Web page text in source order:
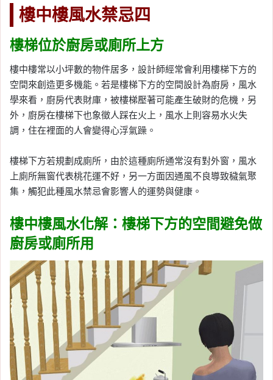
樓中樓風水禁忌四
樓梯位於廚房或廁所上方
樓中樓常以小坪數的物件居多，設計師經常會利用樓梯下方的
空間來創造更多機能。若是樓梯下方的空間設計為廚房，風水
學來看，廚房代表財庫，被樓梯壓著可能產生破財的危機，另
外，廚房在樓梯下也象徵人踩在火上，風水上則容易水火失
調，住在裡面的人會變得心浮氣躁。
樓梯下方若規劃成廁所，由於這種廁所通常沒有對外窗，風水
上廁所無窗代表桃花運不好，另一方面因通風不良導致穢氣聚
集，觸犯此種風水禁忌會影響人的運勢與健康。
樓中樓風水化解：樓梯下方的空間避免做
廚房或廁所用